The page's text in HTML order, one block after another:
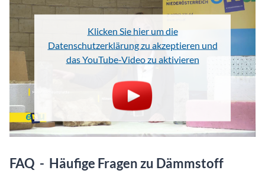
Klicken Sie hier um die
Datenschutzerklärung zu akzeptieren und
das YouTube-Video zu aktivieren
FAQ - Häufige Fragen zu Dämmstoff